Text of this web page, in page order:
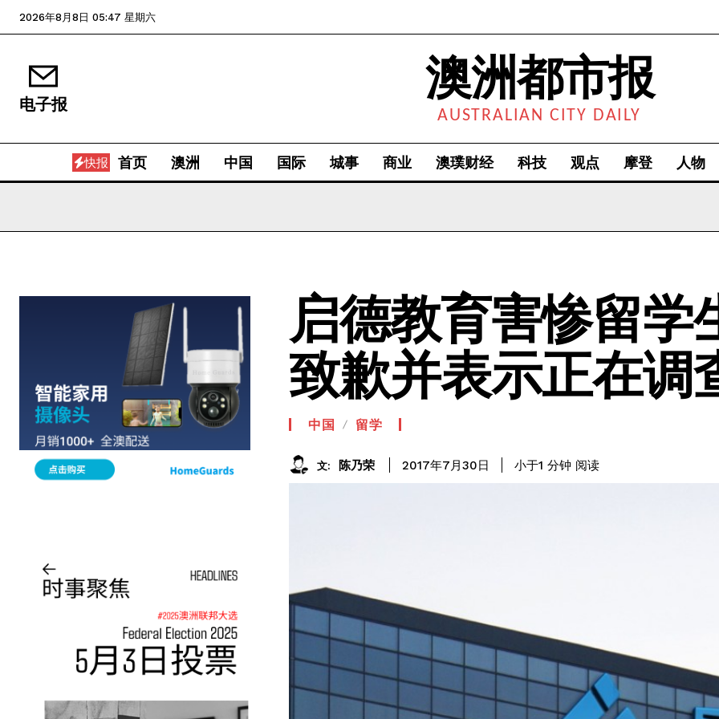
2026年8月8日 05:47 星期六
电子报 澳洲都市报
AUSTRALIAN CITY DAILY
快报 首页 澳洲 中国 国际 城事 商业 澳璞财经 科技 观点 摩登 人物
启德教育害惨留学
致歉并表示正在调
中国 留学
文: 陈乃荣 2017年7月30日 小于1 分钟 阅读